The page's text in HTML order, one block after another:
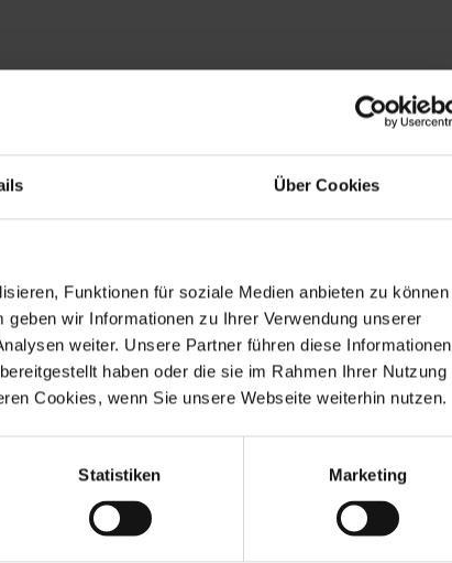
Über Cookies
Funktionen für soziale Medien anbieten zu können
wir Informationen zu Ihrer Verwendung unserer
weiter. Unsere Partner führen diese Informationen
haben oder die sie im Rahmen Ihrer Nutzung
Cookies, wenn Sie unsere Webseite weiterhin nutzen.
Statistiken Marketing
Simone Gigl
F +49 (0) 8554/309-64
@Gigl.Simone@apu-schoenberg.de